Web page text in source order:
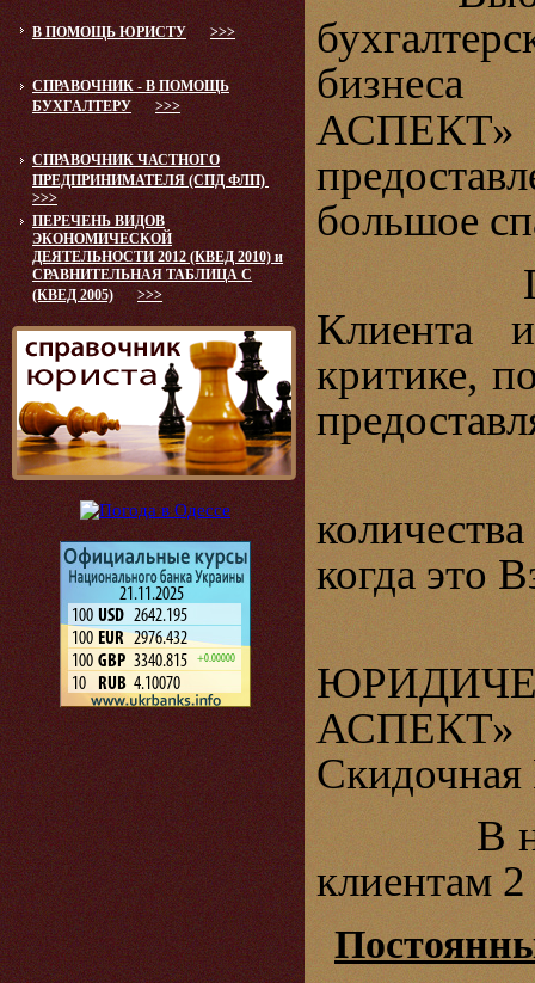
В ПОМОЩЬ ЮРИСТУ >>>
СПРАВОЧНИК - В ПОМОЩЬ
БУХГАЛТЕРУ
>>>
СПРАВОЧНИК ЧАСТНОГО
ПРЕДПРИНИМАТЕЛЯ (СПД ФЛП)
>>>
ПЕРЕЧЕНЬ ВИДОВ
ЭКОНОМИЧЕСКОЙ
ДЕЯТЕЛЬНОСТИ 2012 (КВЕД 2010) и
СРАВНИТЕЛЬНАЯ ТАБЛИЦА С
(КВЕД 2005)
>>>
бизнеса
большое
При
Клиента
критике,
когда это
АСПЕКТ»
В
клиентам